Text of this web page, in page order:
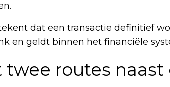
dat een transactie definitief
en geldt binnen het financiële
twee routes naast